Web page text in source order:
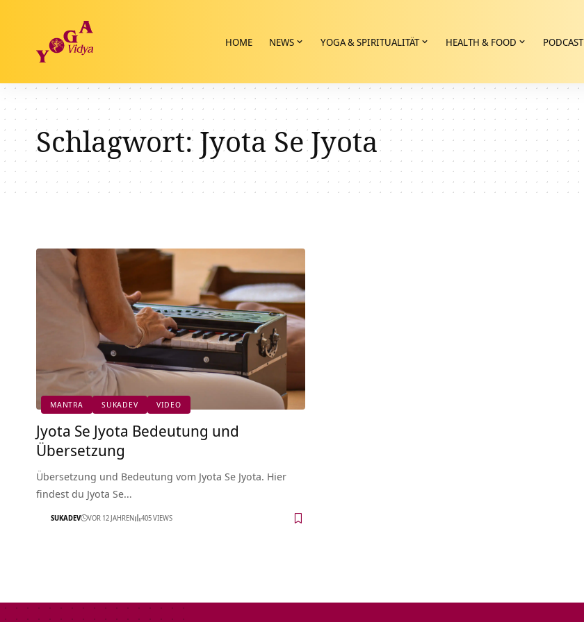
HOME NEWS YOGA & SPIRITUALITÄT HEALTH & FOOD PODCAST
Schlagwort:Jyota Se Jyota
MANTRA SUKADEV VIDEO
Jyota Se Jyota Bedeutung und
Übersetzung
Übersetzung und Bedeutung vom Jyota Se Jyota. Hier
findest du Jyota Se…
SUKADEV VOR 12 JAHREN 405 VIEWS